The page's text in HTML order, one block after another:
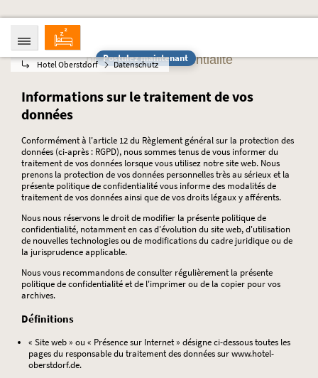
Postulez maintenant
Hotel Oberstdorf Datenschutz
ARRIVÉE DÉPART
PERSONNES
2 Personen
RÉSERVATION
politique de confidentialité
Informations sur le traitement de vos
données
Conformément à l'article 12 du Règlement général sur la protection des
données (ci-après : RGPD), nous sommes tenus de vous informer du
traitement de vos données lorsque vous utilisez notre site web. Nous
prenons la protection de vos données personnelles très au sérieux et la
présente politique de confidentialité vous informe des modalités de
traitement de vos données ainsi que de vos droits légaux y afférents.
Nous nous réservons le droit de modifier la présente politique de
confidentialité, notamment en cas d'évolution du site web, d'utilisation
de nouvelles technologies ou de modifications du cadre juridique ou de
la jurisprudence applicable.
Nous vous recommandons de consulter régulièrement la présente
politique de confidentialité et de l'imprimer ou de la copier pour vos
archives.
Définitions
« Site web » ou « Présence sur Internet » désigne ci-dessous toutes les
pages du responsable du traitement des données sur www.hotel-
oberstdorf.de.